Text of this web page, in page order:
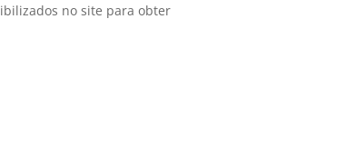
no site para obter